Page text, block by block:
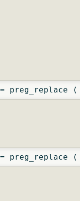
preg_replace (
preg_replace (